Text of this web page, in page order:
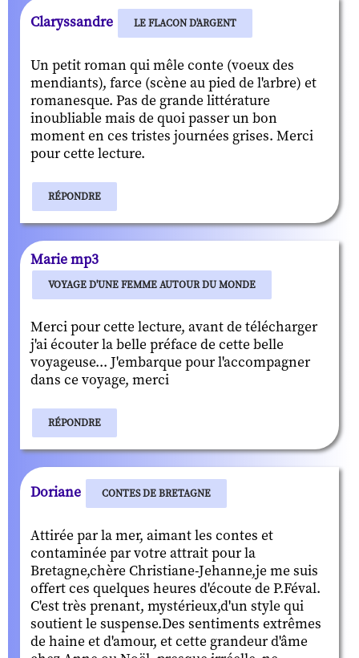
Claryssandre LE FLACON D'ARGENT
Un petit roman qui mêle conte (voeux des
mendiants), farce (scène au pied de l'arbre) et
romanesque. Pas de grande littérature
inoubliable mais de quoi passer un bon
moment en ces tristes journées grises. Merci
pour cette lecture.
RÉPONDRE
Marie mp3
VOYAGE D'UNE FEMME AUTOUR DU MONDE
Merci pour cette lecture, avant de télécharger
j'ai écouter la belle préface de cette belle
voyageuse... J'embarque pour l'accompagner
dans ce voyage, merci
RÉPONDRE
Doriane CONTES DE BRETAGNE
Attirée par la mer, aimant les contes et
contaminée par votre attrait pour la
Bretagne,chère Christiane-Jehanne,je me suis
offert ces quelques heures d'écoute de P.Féval.
C'est très prenant, mystérieux,d'un style qui
soutient le suspense.Des sentiments extrêmes
de haine et d'amour, et cette grandeur d'âme